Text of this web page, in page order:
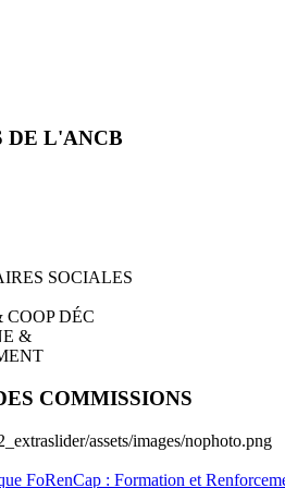
DE L'ANCB
SOCIALES
DÉC
&
COMMISSIONS
FoRenCap : Formation et